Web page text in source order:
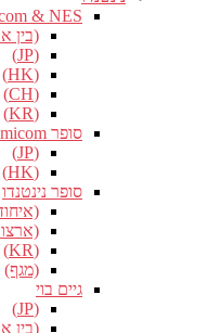
& NES
(בין
(JP)
(HK)
(CH)
(KR)
סופר Famicom
(JP)
(HK)
סופר נינטנדו
(KR)
(מגף)
גיים בוי
(JP)
(בין